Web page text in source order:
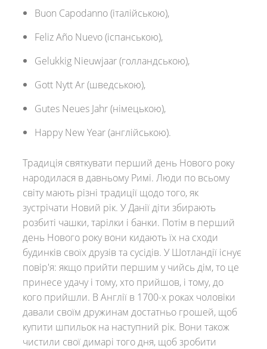
Buon Capodanno (італійською),
Feliz Año Nuevo (іспанською),
Gelukkig Nieuwjaar (голландською),
Gott Nytt Ar (шведською),
Gutes Neues Jahr (німецькою),
Happy New Year (англійською).
Традиція святкувати перший день Нового року
народилася в давньому Римі. Люди по всьому
світу мають різні традиції щодо того, як
зустрічати Новий рік. У Данії діти збирають
розбиті чашки, тарілки і банки. Потім в перший
день Нового року вони кидають їх на сходи
будинків своїх друзів та сусідів. У Шотландії існує
повір'я: якщо прийти першим у чийсь дім, то це
принесе удачу і тому, хто прийшов, і тому, до
кого прийшли. В Англії в 1700-х роках чоловіки
давали своїм дружинам достатньо грошей, щоб
купити шпильок на наступний рік. Вони також
чистили свої димарі того дня, щоб зробити